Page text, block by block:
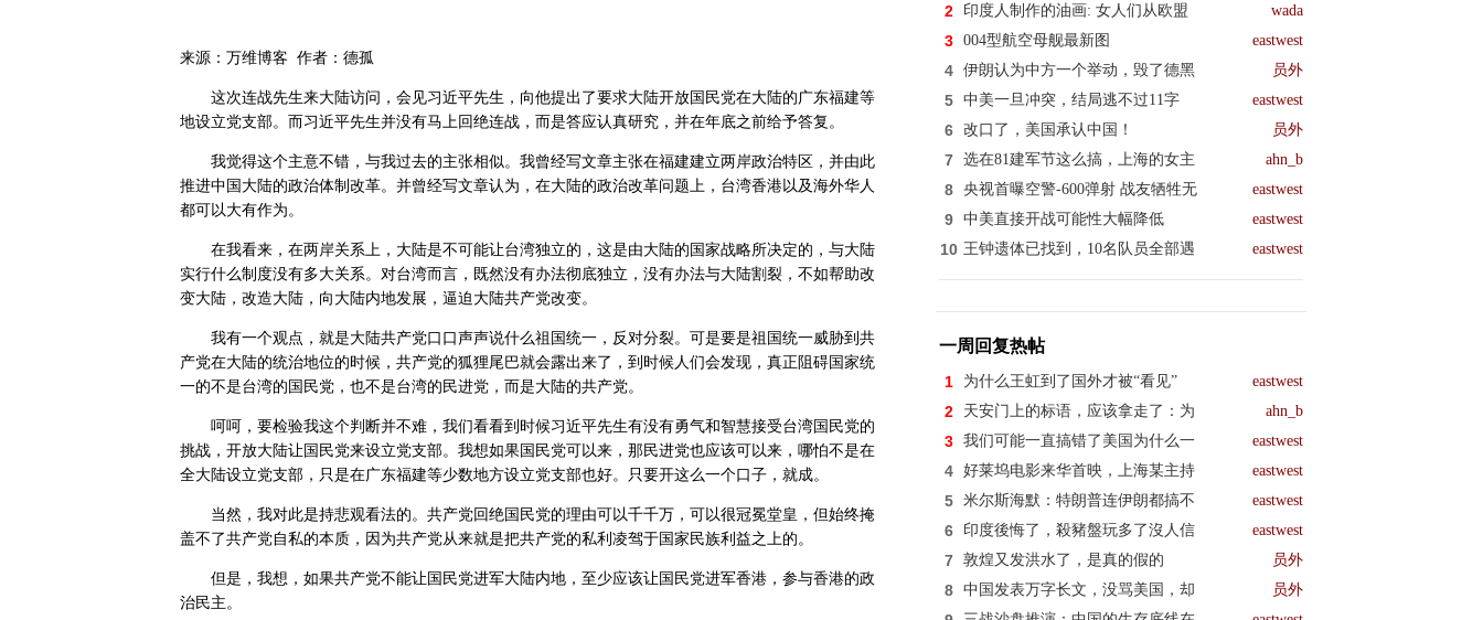
来源：万维博客 作者：德孤
这次连战先生来大陆访问，会见习近平先生，向他提出了要求大陆开放国民党在大陆的广东福建等
地设立党支部。而习近平先生并没有马上回绝连战，而是答应认真研究，并在年底之前给予答复。
我觉得这个主意不错，与我过去的主张相似。我曾经写文章主张在福建建立两岸政治特区，并由此
推进中国大陆的政治体制改革。并曾经写文章认为，在大陆的政治改革问题上，台湾香港以及海外华人
都可以大有作为。
在我看来，在两岸关系上，大陆是不可能让台湾独立的，这是由大陆的国家战略所决定的，与大陆
实行什么制度没有多大关系。对台湾而言，既然没有办法彻底独立，没有办法与大陆割裂，不如帮助改
变大陆，改造大陆，向大陆内地发展，逼迫大陆共产党改变。
我有一个观点，就是大陆共产党口口声声说什么祖国统一，反对分裂。可是要是祖国统一威胁到共
产党在大陆的统治地位的时候，共产党的狐狸尾巴就会露出来了，到时候人们会发现，真正阻碍国家统
一的不是台湾的国民党，也不是台湾的民进党，而是大陆的共产党。
呵呵，要检验我这个判断并不难，我们看看到时候习近平先生有没有勇气和智慧接受台湾国民党的
挑战，开放大陆让国民党来设立党支部。我想如果国民党可以来，那民进党也应该可以来，哪怕不是在
全大陆设立党支部，只是在广东福建等少数地方设立党支部也好。只要开这么一个口子，就成。
当然，我对此是持悲观看法的。共产党回绝国民党的理由可以千千万，可以很冠冕堂皇，但始终掩
盖不了共产党自私的本质，因为共产党从来就是把共产党的私利凌驾于国家民族利益之上的。
但是，我想，如果共产党不能让国民党进军大陆内地，至少应该让国民党进军香港，参与香港的政
治民主。
2 印度人制作的油画: 女人们从欧盟 wada
3 004型航空母舰最新图 eastwest
4 伊朗认为中方一个举动，毁了德黑 员外
5 中美一旦冲突，结局逃不过11字 eastwest
6 改口了，美国承认中国！ 员外
7 选在81建军节这么搞，上海的女主 ahn_b
8 央视首曝空警-600弹射 战友牺牲无 eastwest
9 中美直接开战可能性大幅降低 eastwest
10 王钟遗体已找到，10名队员全部遇 eastwest
一周回复热帖
1 为什么王虹到了国外才被“看见” eastwest
2 天安门上的标语，应该拿走了：为 ahn_b
3 我们可能一直搞错了美国为什么一 eastwest
4 好莱坞电影来华首映，上海某主持 eastwest
5 米尔斯海默：特朗普连伊朗都搞不 eastwest
6 印度後悔了，殺豬盤玩多了沒人信 eastwest
7 敦煌又发洪水了，是真的假的 员外
8 中国发表万字长文，没骂美国，却 员外